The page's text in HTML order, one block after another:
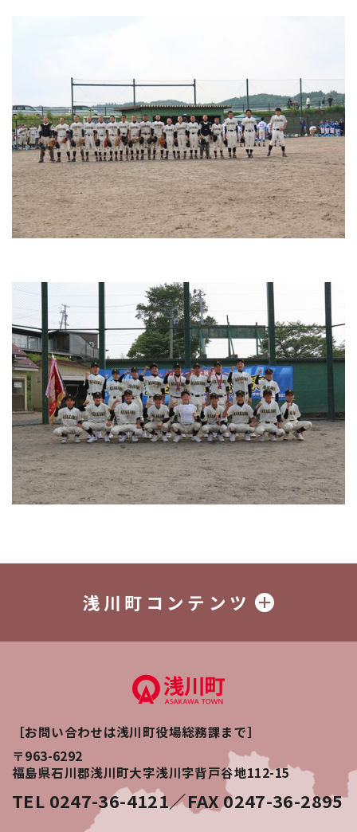
浅川町コンテンツ
［お問い合わせは浅川町役場総務課まで］
〒963-6292
福島県石川郡浅川町大字浅川字背戸谷地112-15
TEL 0247-36-4121／FAX 0247-36-2895